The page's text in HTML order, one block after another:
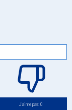
J’aime pas: 0